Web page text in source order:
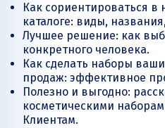
Как сориентироваться
каталоге: виды,
Лучшее решение: как
конкретного человека.
Как сделать наборы
продаж: эффективное
Полезно и выгодно:
косметическими
Клиентам.